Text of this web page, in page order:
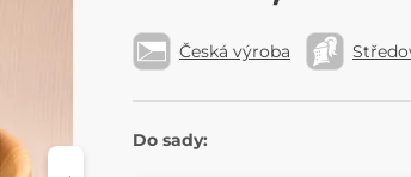
Česká výroba
Do sady: